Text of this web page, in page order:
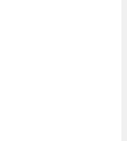
no tiene costo,
a primera hora, un
11:00 horas por
al mirador.